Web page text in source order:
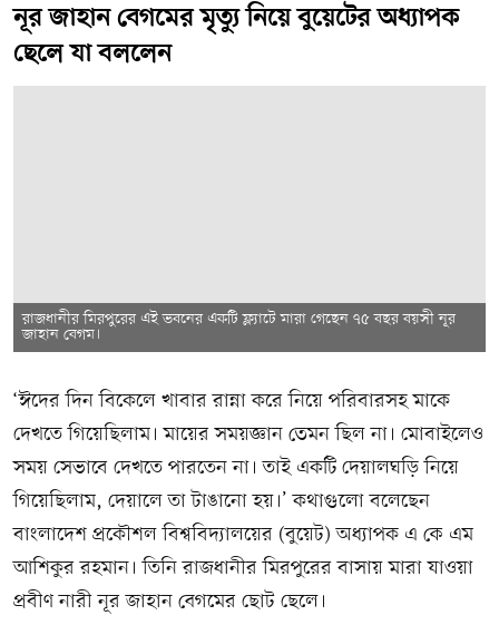
নূর জাহান বেগমের মৃত্যু নিয়ে বুয়েটের অধ্যাপক
ছেলে যা বললেন
রাজধানীর মিরপুরের এই ভবনের একটি ফ্ল্যাটে মারা গেছেন ৭৫ বছর বয়সী নূর
জাহান বেগম।
‘ঈদের দিন বিকেলে খাবার রান্না করে নিয়ে পরিবারসহ মাকে
দেখতে গিয়েছিলাম। মায়ের সময়জ্ঞান তেমন ছিল না। মোবাইলেও
সময় সেভাবে দেখতে পারতেন না। তাই একটি দেয়ালঘড়ি নিয়ে
গিয়েছিলাম, দেয়ালে তা টাঙানো হয়।’ কথাগুলো বলেছেন
বাংলাদেশ প্রকৌশল বিশ্ববিদ্যালয়ের (বুয়েট) অধ্যাপক এ কে এম
আশিকুর রহমান। তিনি রাজধানীর মিরপুরের বাসায় মারা যাওয়া
প্রবীণ নারী নূর জাহান বেগমের ছোট ছেলে।